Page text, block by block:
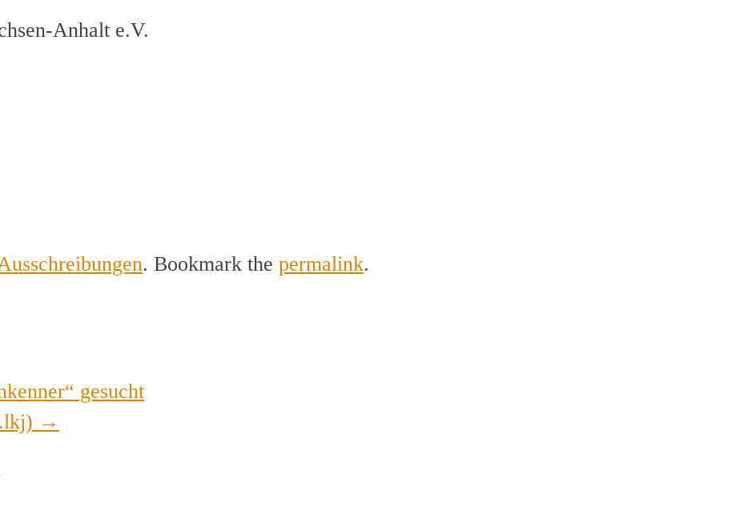
Anhalt e.V.
. Bookmark the permalink.
gesucht
→